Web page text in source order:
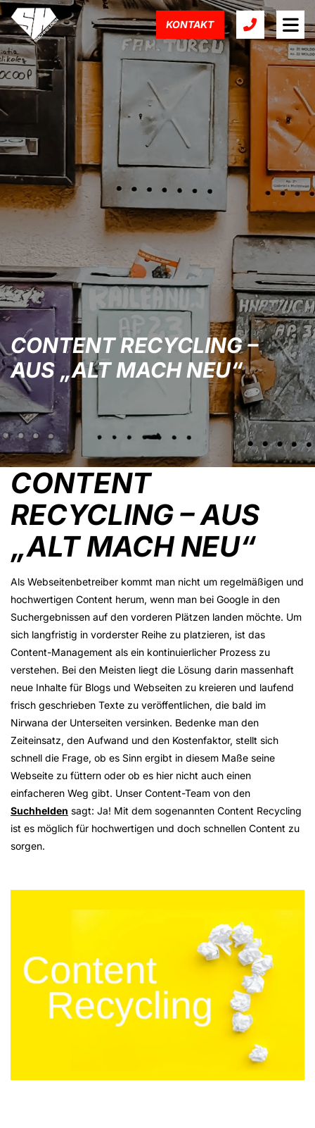
KONTAKT
CONTENT RECYCLING –
AUS „ALT MACH NEU“
CONTENT
RECYCLING – AUS
„ALT MACH NEU“
Als Webseitenbetreiber kommt man nicht um regelmäßigen und
hochwertigen Content herum, wenn man bei Google in den
Suchergebnissen auf den vorderen Plätzen landen möchte. Um
sich langfristig in vorderster Reihe zu platzieren, ist das
Content-Management als ein kontinuierlicher Prozess zu
verstehen. Bei den Meisten liegt die Lösung darin massenhaft
neue Inhalte für Blogs und Webseiten zu kreieren und laufend
frisch geschrieben Texte zu veröffentlichen, die bald im
Nirwana der Unterseiten versinken. Bedenke man den
Zeiteinsatz, den Aufwand und den Kostenfaktor, stellt sich
schnell die Frage, ob es Sinn ergibt in diesem Maße seine
Webseite zu füttern oder ob es hier nicht auch einen
einfacheren Weg gibt. Unser Content-Team von den
Suchhelden sagt: Ja! Mit dem sogenannten Content Recycling
ist es möglich für hochwertigen und doch schnellen Content zu
sorgen.